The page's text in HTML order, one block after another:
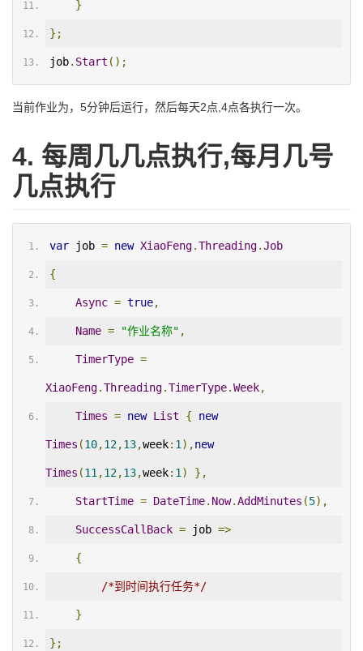
}
};
job. Start ();
当前作业为，5分钟后运行，然后每天2点,4点各执行一次。
4. 每周几几点执行,每月几号
几点执行
var job = new XiaoFeng.Threading.Job
{
Async = true,
Name = "作业名称" ,
TimerType =
XiaoFeng.Threading.TimerType.Week,
Times = new List { new
Times (10,12,13,week: 1),new
Times (11,12,13,week: 1) },
StartTime = DateTime. Now.AddMinutes (5),
SuccessCallBack = job =>
{
/*到时间执行任务*/
}
};